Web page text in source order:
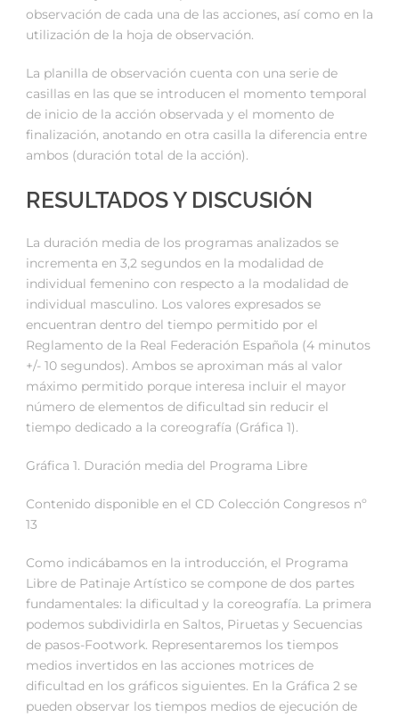
observación de cada una de las acciones, así como en la
utilización de la hoja de observación.
La planilla de observación cuenta con una serie de
casillas en las que se introducen el momento temporal
de inicio de la acción observada y el momento de
finalización, anotando en otra casilla la diferencia entre
ambos (duración total de la acción).
RESULTADOS Y DISCUSIÓN
La duración media de los programas analizados se
incrementa en 3,2 segundos en la modalidad de
individual femenino con respecto a la modalidad de
individual masculino. Los valores expresados se
encuentran dentro del tiempo permitido por el
Reglamento de la Real Federación Española (4 minutos
+/- 10 segundos). Ambos se aproximan más al valor
máximo permitido porque interesa incluir el mayor
número de elementos de dificultad sin reducir el
tiempo dedicado a la coreografía (Gráfica 1).
Gráfica 1. Duración media del Programa Libre
Contenido disponible en el CD Colección Congresos nº
13
Como indicábamos en la introducción, el Programa
Libre de Patinaje Artístico se compone de dos partes
fundamentales: la dificultad y la coreografía. La primera
podemos subdividirla en Saltos, Piruetas y Secuencias
de pasos-Footwork. Representaremos los tiempos
medios invertidos en las acciones motrices de
dificultad en los gráficos siguientes. En la Gráfica 2 se
pueden observar los tiempos medios de ejecución de